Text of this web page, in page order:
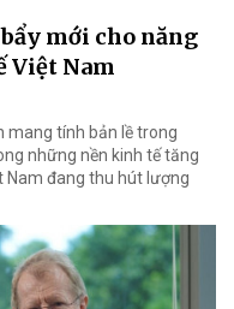
mới cho năng
Việt Nam
mang tính bản lề trong
những nền kinh tế tăng
Nam đang thu hút lượng